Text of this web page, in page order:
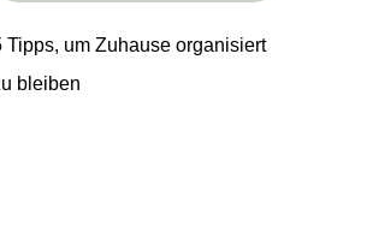
Tipps, um Zuhause organisiert
bleiben